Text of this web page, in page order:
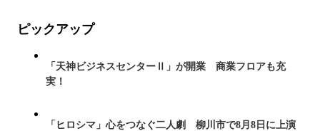
ピックアップ
「天神ビジネスセンターⅡ」が開業 商業フロアも充
実！
「ヒロシマ」心をつなぐ二人劇 柳川市で8月8日に上演